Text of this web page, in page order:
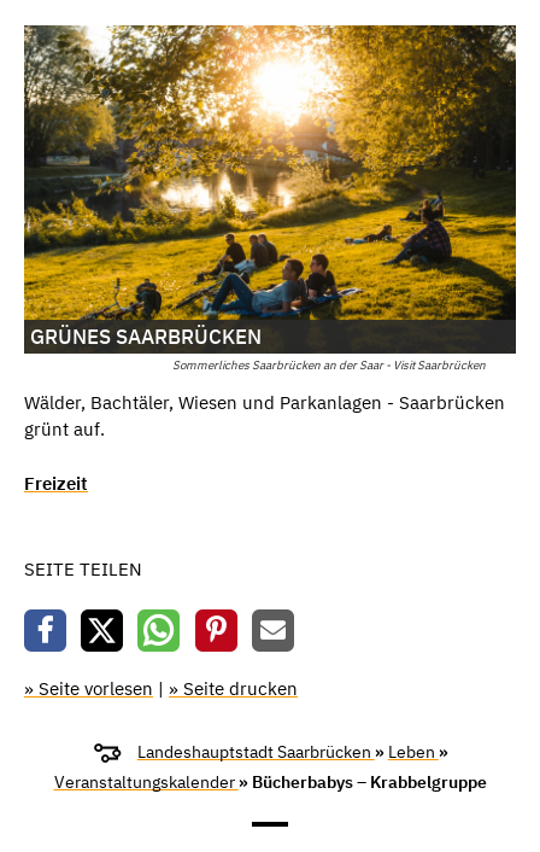
Sommerliches Saarbrücken an der Saar - Visit Saarbrücken
GRÜNES SAARBRÜCKEN
Wälder, Bachtäler, Wiesen und Parkanlagen - Saarbrücken
grünt auf.
Freizeit
SEITE TEILEN
» Seite vorlesen | » Seite drucken
Landeshauptstadt Saarbrücken » Leben »
Veranstaltungskalender » Bücherbabys – Krabbelgruppe